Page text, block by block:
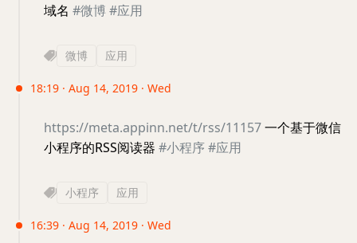
域名 #微博#应用
微博 应用
18:19 · Aug 14, 2019 · Wed
https://meta.appinn.net/t/rss/11157一个基于微信
小程序的RSS阅读器 #小程序#应用
小程序 应用
16:39 · Aug 14, 2019 · Wed